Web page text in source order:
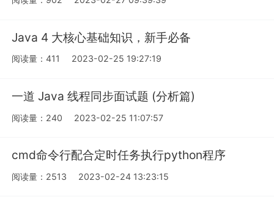
Java 4 大核心基础知识，新手必备
阅读量：411 2023-02-25 19:27:19
一道 Java 线程同步面试题 (分析篇)
阅读量：240 2023-02-25 11:07:57
cmd命令行配合定时任务执行python程序
阅读量：2513 2023-02-24 13:23:15